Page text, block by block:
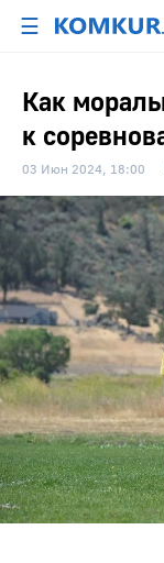
☰
Как
к
03 Июн 2024, 18:00